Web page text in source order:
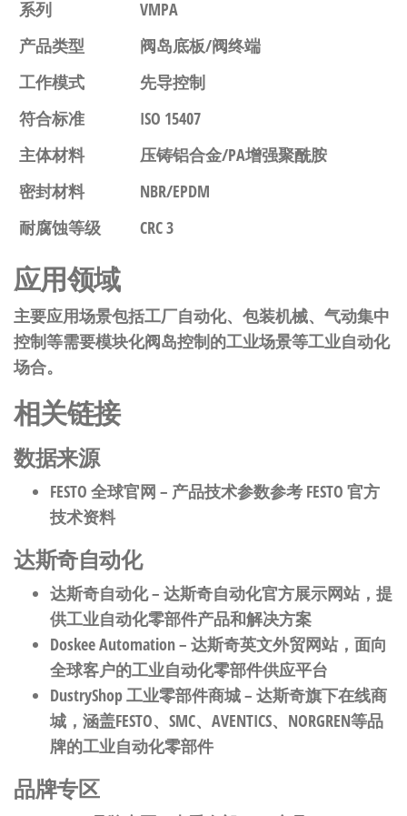
系列
VMPA
产品类型
阀岛底板/阀终端
工作模式
先导控制
符合标准
ISO 15407
主体材料
压铸铝合金/PA增强聚酰胺
密封材料
NBR/EPDM
耐腐蚀等级
CRC 3
应用领域
主要应用场景包括工厂自动化、包装机械、气动集中
控制等需要模块化阀岛控制的工业场景等工业自动化
场合。
相关链接
数据来源
FESTO 全球官网 – 产品技术参数参考 FESTO 官方
技术资料
达斯奇自动化
达斯奇自动化– 达斯奇自动化官方展示网站，提
供工业自动化零部件产品和解决方案
Doskee Automation– 达斯奇英文外贸网站，面向
全球客户的工业自动化零部件供应平台
DustryShop 工业零部件商城– 达斯奇旗下在线商
城，涵盖FESTO、SMC、AVENTICS、NORGREN等品
牌的工业自动化零部件
品牌专区